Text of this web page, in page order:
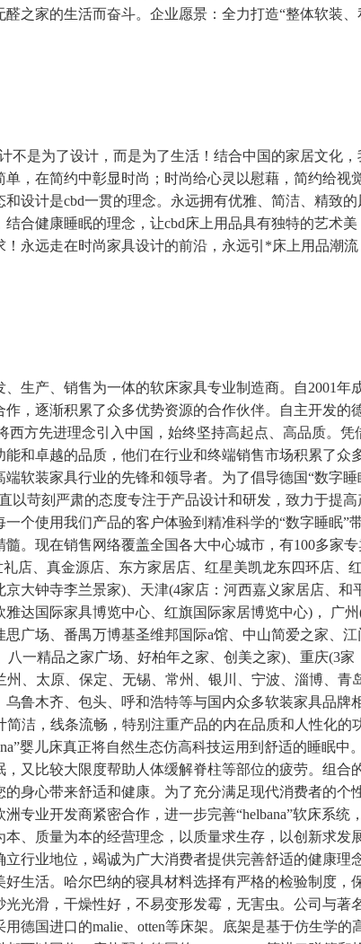
之家的生活而奋斗。企业愿景：全力打造“整体软装、
不是为了设计，而是为了生活！结合中国的家居文化，
，在简约中彰显时尚；时尚给心灵以慰藉，简约给视
设计是cbd一贯的理念。永远拥有优雅、简洁、精致的
合健康睡眠的理念，让cbd床上用品具有独特的艺术美
永远走在时尚家具设计的前沿，永远引*床上用品潮
生产、销售为一体的软床家具专业制造商。自2001年
，逐渐积累了众多优势资源的合作伙伴。自主开发的
西方先进理念引入中国，始终坚持高起点、高品质。凭
和卓越的品质，他们在行业和终端销售市场积累了众
软装家具行业的先锋和领导者。为了倡导德国“数字睡
以苛刻严肃的态度专注于产品设计和研发，致力于提高
个使用我们产品的客户体验到精准科学的“数字睡眠”
。现在销售网络覆盖全国各大中心城市，有100多家专
店、真金源店、东方家居店、红星美凯龙东四环店、
大钟寺李兰景家)、天津(4家店：河西嘉义家居店、和
达国际家具博览中心、红旗国际家居博览中心)， 广州
广场、番禺万博基圣维邦国际a馆、中山简爱之家、江
一精品之家广场、好柏年之家、创美之家)、重庆(3家
、太原、保定、无锡、常州、银川、宁波、淄博、青
鲁木齐、包头、呼和浩特等与国内众多软装家具品牌
简洁，线条流畅，特别注重产品的内在品质和人性化的
婴儿床真正将自然生态仿高科技运用到舒适的睡眠中
又比较大限度帮助人体缓解脊柱等部位的疲劳。组合
身心带来舒适和健康。为了充分满足现代消费者的个
专业开发商紧密合作，进一步完善“helbana”软床系统
、质量为本的经营理念，以质量求生存，以创新求发
行业地位，竭诚为广大消费者提供完善舒适的健康理
生活。哈尔巴纳的寝具材料选择有严格的检验制度，
光滑，干燥性好，不易变形发霉，无害虫。公司与著
德国进口的malie、otten等床架。底架是基于仿生学的